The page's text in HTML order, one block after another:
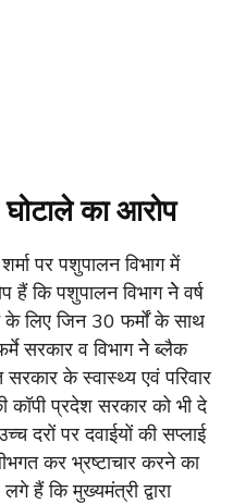
का आरोप
पर पशुपालन विभाग में
कि पशुपालन विभाग नेे वर्ष
लिए जिन 30 फर्मों के साथ
सरकार व विभाग नेे ब्लैक
के स्वास्थ्य एवं परिवार
कॉपी प्रदेश सरकार को भी दे
दरों पर दवाईयों की सप्लाई
कर भ्रष्टाचार करने का
हैं कि मुख्यमंत्री द्वारा